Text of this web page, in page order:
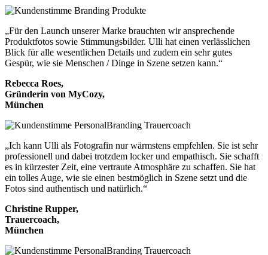
„Für den Launch unserer Marke brauchten wir ansprechende
Produktfotos sowie Stimmungsbilder. Ulli hat einen verlässlichen
Blick für alle wesentlichen Details und zudem ein sehr gutes
Gespür, wie sie Menschen / Dinge in Szene setzen kann.“
Rebecca Roes,
Gründerin von MyCozy,
München
„Ich kann Ulli als Fotografin nur wärmstens empfehlen. Sie ist sehr
professionell und dabei trotzdem locker und empathisch. Sie schafft
es in kürzester Zeit, eine vertraute Atmosphäre zu schaffen. Sie hat
ein tolles Auge, wie sie einen bestmöglich in Szene setzt und die
Fotos sind authentisch und natürlich.“
Christine Rupper,
Trauercoach,
München